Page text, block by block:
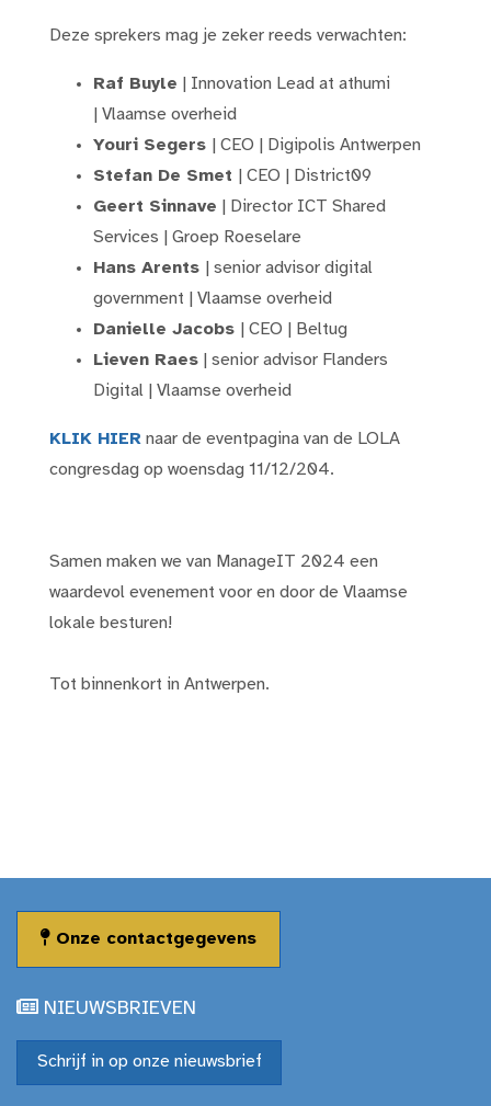
Deze sprekers mag je zeker reeds verwachten:
Raf Buyle | Innovation Lead at athumi
| Vlaamse overheid
Youri Segers
| CEO | Digipolis Antwerpen
Stefan De Smet
| CEO | District09
Geert Sinnave | Director ICT Shared
Services | Groep Roeselare
Hans Arents
| senior advisor digital
government | Vlaamse overheid
Danielle Jacobs
| CEO | Beltug
Lieven Raes | senior advisor Flanders
Digital | Vlaamse overheid
KLIK HIER naar de eventpagina van de LOLA
congresdag op woensdag 11/12/204.
Samen maken we van ManageIT 2024 een
waardevol evenement voor en door de Vlaamse
lokale besturen!
Tot binnenkort in Antwerpen.
Onze contactgegevens
NIEUWSBRIEVEN
Schrijf in op onze nieuwsbrief